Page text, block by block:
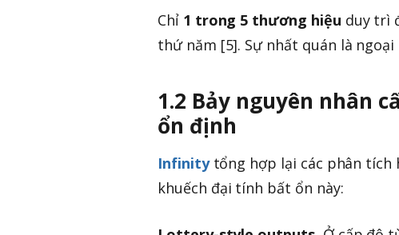
Chỉ 1 trong 5 thương hiệu duy trì
thứ năm [5]. Sự nhất quán là
1.2 Bảy nguyên nhân
ổn định
Infinitytổng hợp lại các phân tích
khuếch đại tính bất ổn này: